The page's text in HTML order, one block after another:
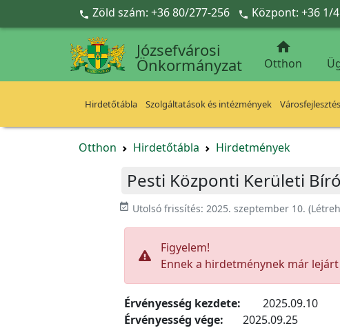
Ugrás a fő tartalomra
 Zöld szám: +36 80/277-256  Központ: +36 1/
Józsefvárosi
Önkormányzat

Otthon
Hirdetőtábla Szolgáltatások és intézmények Városfejlesztés
Otthon Hirdetőtábla Hirdetmények
Pesti Központi Kerületi
event_available Utolsó frissítés: 2025. szeptember 10.
Figyelem!
Ennek a hirdetménynek már
Érvényesség kezdete:
2025.09.10
Érvényesség vége:
2025.09.25